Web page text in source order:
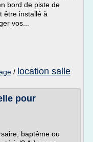
bord de piste de
être installé à
vos...
/ location salle
pour
baptême ou